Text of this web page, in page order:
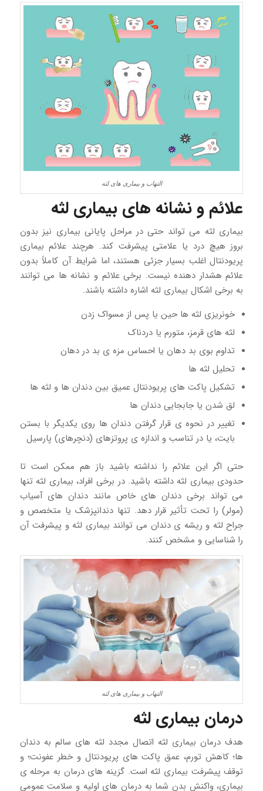
التهاب و بیماری های لثه
علائم و نشانه های بیماری لثه
بیماری لثه می تواند حتی در مراحل پایانی بیماری نیز بدون
بروز هیچ درد یا علامتی پیشرفت کند. هرچند علائم بیماری
پریودنتال اغلب بسیار جزئی هستند، اما شرایط آن کاملاً بدون
علائم هشدار دهنده نیست. برخی علائم و نشانه ها می توانند
به برخی اشکال بیماری لثه اشاره داشته باشند.
خونریزی لثه ها حین یا پس از مسواک زدن
لثه های قرمز، متورم یا دردناک
تداوم بوی بد دهان یا احساس مزه ی بد در دهان
تحلیل لثه ها
تشکیل پاکت های پریودنتال عمیق بین دندان ها و لثه ها
لق شدن یا جابجایی دندان ها
تغییر در نحوه ی قرار گرفتن دندان ها روی یکدیگر با بستن
بایت، یا در تناسب و اندازه ی پروتزهای (دنچرهای) پارسیل
حتی اگر این علائم را نداشته باشید باز هم ممکن است تا
حدودی بیماری لثه داشته باشید. در برخی افراد، بیماری لثه تنها
می تواند برخی دندان های خاص مانند دندان های آسیاب
(مولر) را تحت تأثیر قرار دهد. تنها دندانپزشک یا متخصص و
جراح لثه و ریشه ی دندان می توانند بیماری لثه و پیشرفت آن
را شناسایی و مشخص کنند.
التهاب و بیماری های لثه
درمان بیماری لثه
هدف درمان بیماری لثه اتصال مجدد لثه های سالم به دندان
ها؛ کاهش تورم، عمق پاکت های پریودنتال و خطر عفونت؛ و
توقف پیشرفت بیماری لثه است. گزینه های درمان به مرحله ی
بیماری، واکنش بدن شما به درمان های اولیه و سلامت عمومی